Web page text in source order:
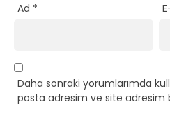
Ad *
Daha sonraki yorumlarımda
posta adresim ve site adresim